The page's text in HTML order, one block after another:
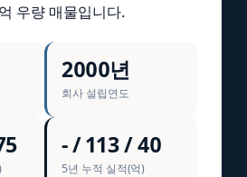
우량 매물입니다.
2000년
회사 설립연도
- / 113 / 40
5년 누적 실적(억)